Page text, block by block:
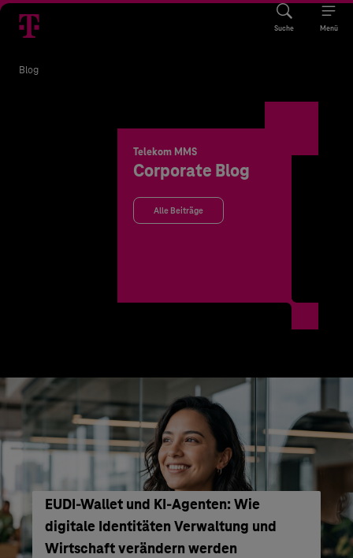
Suche Menü
Blog
Telekom MMS
Corporate Blog
Alle Beiträge
EUDI-Wallet und KI-Agenten: Wie
digitale Identitäten Verwaltung und
Wirtschaft verändern werden